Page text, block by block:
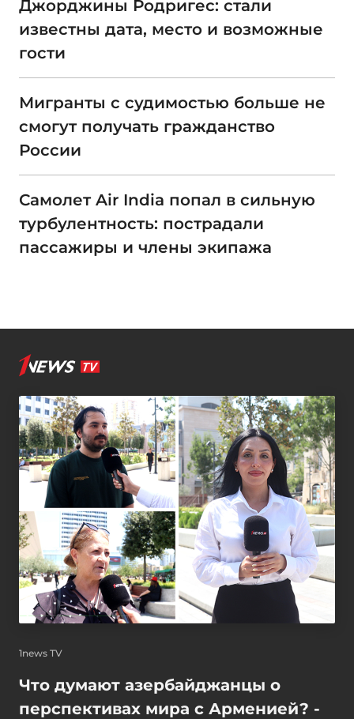
Джорджины Родригес: стали
известны дата, место и возможные
гости
Мигранты с судимостью больше не
смогут получать гражданство
России
Самолет Air India попал в сильную
турбулентность: пострадали
пассажиры и члены экипажа
1news TV
Что думают азербайджанцы о
перспективах мира с Арменией? -